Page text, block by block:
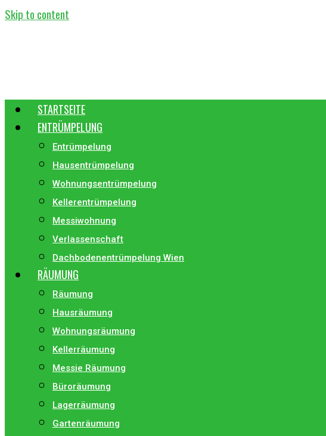
Skip to content
STARTSEITE
ENTRÜMPELUNG
Entrümpelung
Hausentrümpelung
Wohnungsentrümpelung
Kellerentrümpelung
Messiwohnung
Verlassenschaft
Dachbodenentrümpelung Wien
RÄUMUNG
Räumung
Hausräumung
Wohnungsräumung
Kellerräumung
Messie Räumung
Büroräumung
Lagerräumung
Gartenräumung